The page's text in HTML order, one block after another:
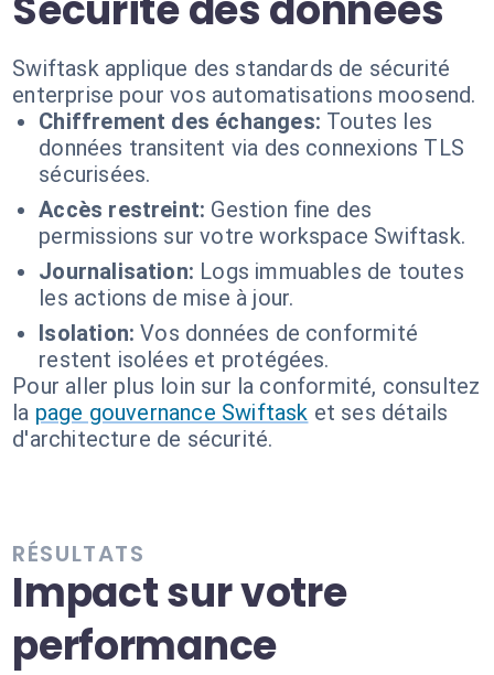
Swiftask applique des standards de sécurité
enterprise pour vos automatisations moosend.
Chiffrement des échanges: Toutes les
données transitent via des connexions TLS
sécurisées.
Accès restreint: Gestion fine des
permissions sur votre workspace Swiftask.
Journalisation: Logs immuables de toutes
les actions de mise à jour.
Isolation: Vos données de conformité
restent isolées et protégées.
Pour aller plus loin sur la conformité, consultez
la page gouvernance Swiftask et ses détails
d'architecture de sécurité.
RÉSULTATS
Impact sur votre
performance